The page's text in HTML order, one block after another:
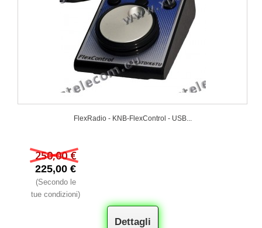
FlexRadio - KNB-FlexControl - USB...
250,00 €
225,00 €
(Secondo le
tue condizioni)
Dettagli